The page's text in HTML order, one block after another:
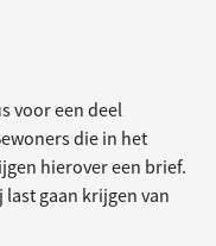
voor een deel
die in het
hierover een brief.
gaan krijgen van